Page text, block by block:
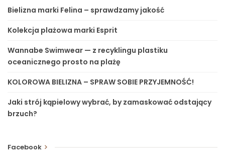
Bielizna marki Felina – sprawdzamy jakość
Kolekcja plażowa marki Esprit
Wannabe Swimwear — z recyklingu plastiku
oceanicznego prosto na plażę
KOLOROWA BIELIZNA – SPRAW SOBIE PRZYJEMNOŚĆ!
Jaki strój kąpielowy wybrać, by zamaskować odstający
brzuch?
Facebook